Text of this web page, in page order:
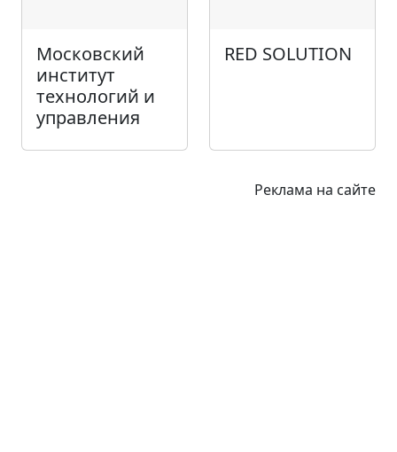
Московский
институт
технологий и
управления
RED SOLUTION
Реклама на сайте